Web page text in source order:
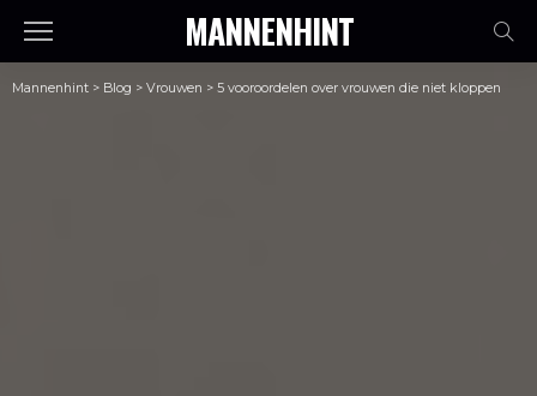
MANNENHINT
Mannenhint > Blog > Vrouwen > 5 vooroordelen over vrouwen die niet kloppen